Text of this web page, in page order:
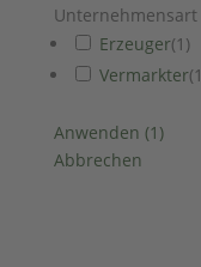
Unternehmensart
Erzeuger(1 )
Vermarkter(1
Anwenden (1 )
Abbrechen